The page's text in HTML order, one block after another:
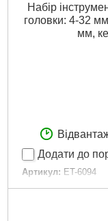
Набір
головки: 4-32
мм,
Додати до
Артикул: ET-6094
Код товару: